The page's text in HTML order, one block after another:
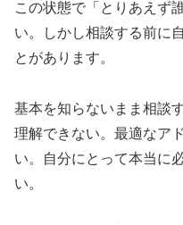
この状態で「とりあえず
い。しかし相談する前に
とがあります。
基本を知らないまま相談
理解できない。最適なア
い。自分にとって本当に
い。